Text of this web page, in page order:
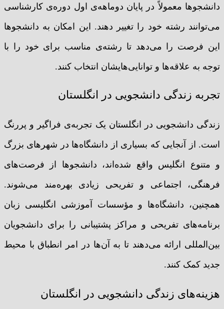
دانشجوها معمولاً در پایان دوماهه‌ی اول دوره‌ی کارشناسی
می‌توانند رشته خود را تغییر دهند. این امکان به دانشجوها
این فرصت را می‌دهد تا رشته‌ی مناسب برای خود را با
توجه به علاقه‌ها و توانایی‌هایشان انتخاب کنند.
تجربه زندگی دانشجویی در انگلستان
زندگی دانشجویی در انگلستان یک تجربه‌ی فراگیر و پررنگ
است. از آنجایی که بسیاری از دانشگاه‌ها در شهرهای بزرگ
و متنوع انگلیس واقع شده‌اند، دانشجوها از فرصت‌های
فرهنگی، اجتماعی و تفریحی زیادی بهره‌مند می‌شوند.
همچنین، دانشگاه‌ها و مؤسسات آموزشی انگلیسی زبان
برنامه‌های تفریحی و مراکز پشتیبانی را برای دانشجویان
بین‌المللی ارائه می‌دهند تا به آن‌ها در امر انطباق با محیط
جدید کمک کنند.
هزینه‌های زندگی دانشجویی در انگلستان